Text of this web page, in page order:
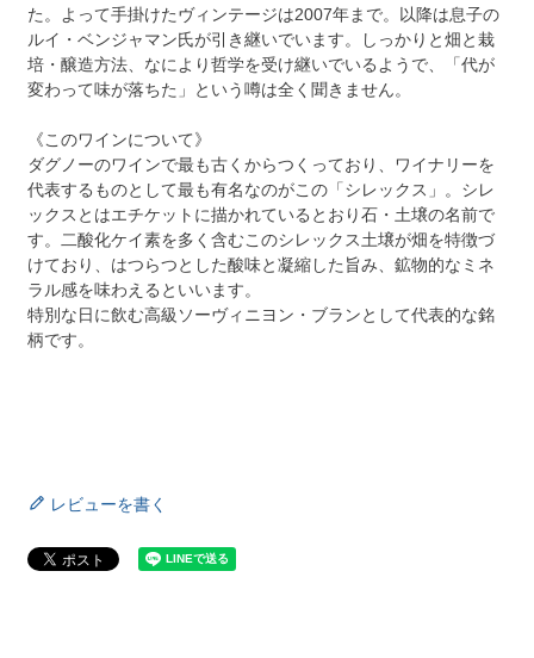
た。よって手掛けたヴィンテージは2007年まで。以降は息子の
ルイ・ベンジャマン氏が引き継いでいます。しっかりと畑と栽
培・醸造方法、なにより哲学を受け継いでいるようで、「代が
変わって味が落ちた」という噂は全く聞きません。
《このワインについて》
ダグノーのワインで最も古くからつくっており、ワイナリーを
代表するものとして最も有名なのがこの「シレックス」。シレ
ックスとはエチケットに描かれているとおり石・土壌の名前で
す。二酸化ケイ素を多く含むこのシレックス土壌が畑を特徴づ
けており、はつらつとした酸味と凝縮した旨み、鉱物的なミネ
ラル感を味わえるといいます。
特別な日に飲む高級ソーヴィニヨン・ブランとして代表的な銘
柄です。
レビューを書く